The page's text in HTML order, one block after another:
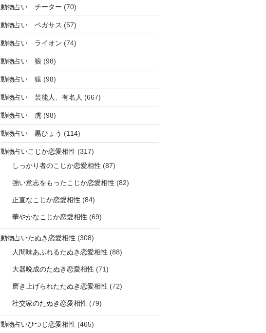
動物占い チーター (70)
動物占い ペガサス (57)
動物占い ライオン (74)
動物占い 狼 (98)
動物占い 猿 (98)
動物占い 芸能人、有名人 (667)
動物占い 虎(98)
動物占い 黒ひょう (114)
動物占いこじか恋愛相性 (317)
しっかり者のこじか恋愛相性 (87)
強い意志をもったこじか恋愛相性 (82)
正直なこじか恋愛相性 (84)
華やかなこじか恋愛相性 (69)
動物占いたぬき恋愛相性 (308)
人間味あふれるたぬき恋愛相性 (88)
大器晩成のたぬき恋愛相性 (71)
磨き上げられたたぬき恋愛相性 (72)
社交家のたぬき恋愛相性 (79)
動物占いひつじ恋愛相性 (465)